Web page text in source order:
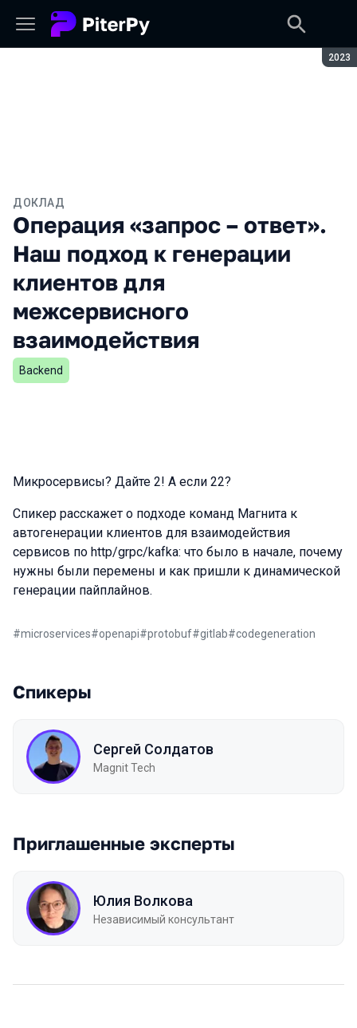
2023
ДОКЛАД
Операция «запрос – ответ».
Наш подход к генерации
клиентов для
межсервисного
взаимодействия
Backend
Микросервисы? Дайте 2! А если 22?
Спикер расскажет о подходе команд Магнита к
автогенерации клиентов для взаимодействия
сервисов по http/grpc/kafka: что было в начале, почему
нужны были перемены и как пришли к динамической
генерации пайплайнов.
#microservices#openapi#protobuf#gitlab#codegeneration
Спикеры
Сергей Солдатов
Magnit Tech
Приглашенные эксперты
Юлия Волкова
Независимый консультант